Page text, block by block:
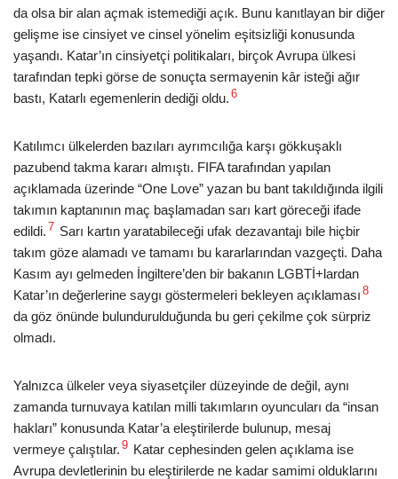
da olsa bir alan açmak istemediği açık. Bunu kanıtlayan bir diğer
gelişme ise cinsiyet ve cinsel yönelim eşitsizliği konusunda
yaşandı. Katar’ın cinsiyetçi politikaları, birçok Avrupa ülkesi
tarafından tepki görse de sonuçta sermayenin kâr isteği ağır
bastı, Katarlı egemenlerin dediği oldu. 6
Katılımcı ülkelerden bazıları ayrımcılığa karşı gökkuşaklı
pazubend takma kararı almıştı. FIFA tarafından yapılan
açıklamada üzerinde “One Love” yazan bu bant takıldığında ilgili
takımın kaptanının maç başlamadan sarı kart göreceği ifade
edildi. 7 Sarı kartın yaratabileceği ufak dezavantajı bile hiçbir
takım göze alamadı ve tamamı bu kararlarından vazgeçti. Daha
Kasım ayı gelmeden İngiltere’den bir bakanın LGBTİ+lardan
Katar’ın değerlerine saygı göstermeleri bekleyen açıklaması 8
da göz önünde bulundurulduğunda bu geri çekilme çok sürpriz
olmadı.
Yalnızca ülkeler veya siyasetçiler düzeyinde de değil, aynı
zamanda turnuvaya katılan milli takımların oyuncuları da “insan
hakları” konusunda Katar’a eleştirilerde bulunup, mesaj
vermeye çalıştılar. 9 Katar cephesinden gelen açıklama ise
Avrupa devletlerinin bu eleştirilerde ne kadar samimi olduklarını